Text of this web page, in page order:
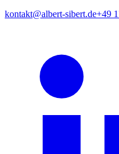
kontakt@albert-sibert.de+49